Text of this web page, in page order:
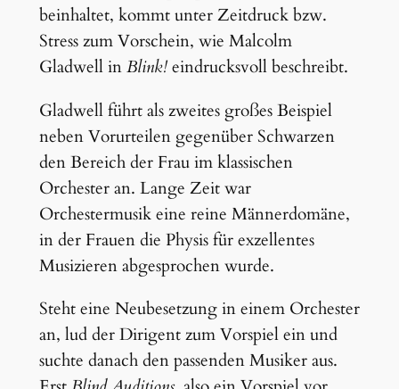
beinhaltet, kommt unter Zeitdruck bzw.
Stress zum Vorschein, wie Malcolm
Gladwell inBlink!eindrucksvoll beschreibt.
Gladwell führt als zweites großes Beispiel
neben Vorurteilen gegenüber Schwarzen
den Bereich der Frau im klassischen
Orchester an. Lange Zeit war
Orchestermusik eine reine Männerdomäne,
in der Frauen die Physis für exzellentes
Musizieren abgesprochen wurde.
Steht eine Neubesetzung in einem Orchester
an, lud der Dirigent zum Vorspiel ein und
suchte danach den passenden Musiker aus.